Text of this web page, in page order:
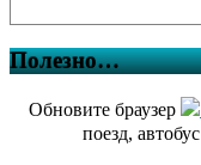
Полезно…
Обновите браузер
поезд, автобус